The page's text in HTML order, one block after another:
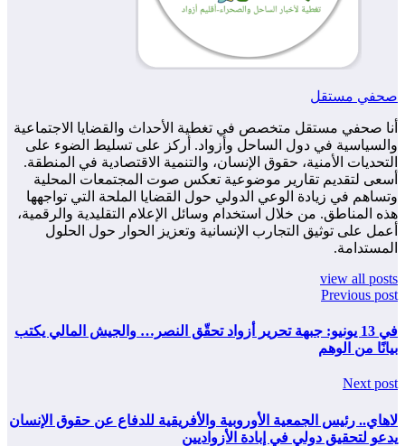
صحفي مستقل
أنا صحفي مستقل متخصص في تغطية الأحداث والقضايا الاجتماعية
والسياسية في دول الساحل وأزواد. أركز على تسليط الضوء على
التحديات الأمنية، حقوق الإنسان، والتنمية الاقتصادية في المنطقة.
أسعى لتقديم تقارير موضوعية تعكس صوت المجتمعات المحلية
وتساهم في زيادة الوعي الدولي حول القضايا الملحة التي تواجهها
هذه المناطق. من خلال استخدام وسائل الإعلام التقليدية والرقمية،
أعمل على توثيق التجارب الإنسانية وتعزيز الحوار حول الحلول
المستدامة.
view all posts
Previous post
في 13 يونيو: جبهة تحرير أزواد تحقّق النصر… والجيش المالي يكتب
بيانًا من الوهم
Next post
لاهاي.. رئيس الجمعية الأوروبية والأفريقية للدفاع عن حقوق الإنسان
يدعو لتحقيق دولي في إبادة الأزواديين